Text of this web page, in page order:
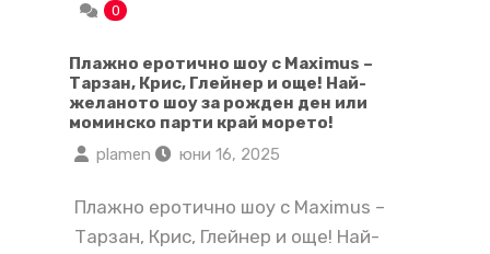
0
Плажно еротично шоу с Maximus –
Тарзан, Крис, Глейнер и още! Най-
желаното шоу за рожден ден или
моминско парти край морето!
plamen
юни 16, 2025
Плажно еротично шоу с Maximus –
Тарзан, Крис, Глейнер и още! Най-